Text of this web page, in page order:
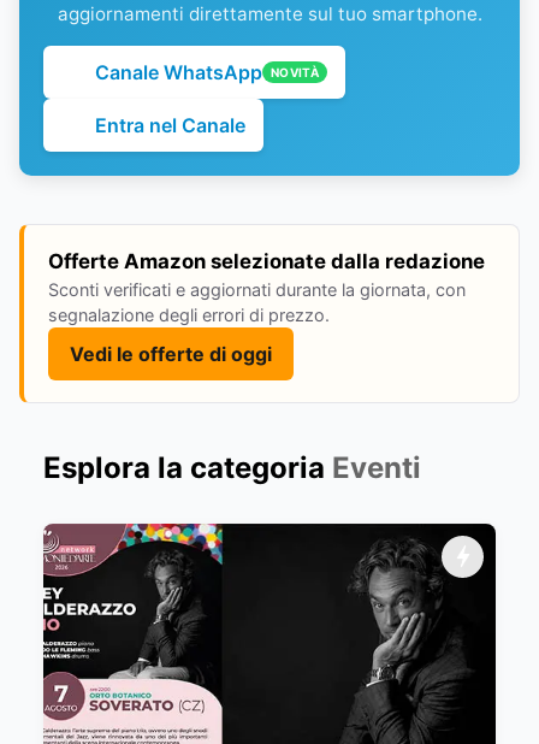
aggiornamenti direttamente sul tuo smartphone.
Canale WhatsApp NOVITÀ
Entra nel Canale
Offerte Amazon selezionate dalla redazione
Sconti verificati e aggiornati durante la giornata, con
segnalazione degli errori di prezzo.
Vedi le offerte di oggi
Esplora la categoria Eventi